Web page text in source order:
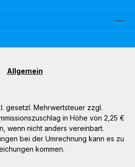
Allgemein
gesetzl. Mehrwertsteuer zzgl.
in Höhe von 2,25 €
wenn nicht anders vereinbart.
bei der Umrechnung kann es zu
kommen.